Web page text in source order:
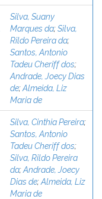
Silva, Suany
Marques da;Silva,
Rildo Pereira da;
Santos, Antonio
Tadeu Cheriff dos;
Andrade, Joecy Dias
de;Almeida, Liz
Maria de
Silva, Cinthia Pereira;
Santos, Antonio
Tadeu Cheriff dos;
Silva, Rildo Pereira
da;Andrade, Joecy
Dias de;Almeida, Liz
Maria de